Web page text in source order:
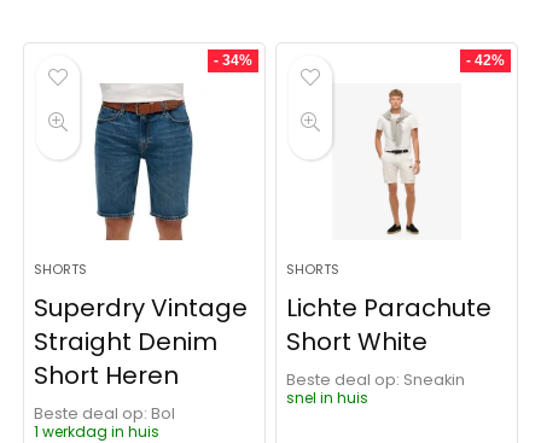
- 34%
SHORTS
Superdry Vintage
Straight Denim
Short Heren
Beste deal op:
Bol
1 werkdag in huis
- 42%
SHORTS
Lichte Parachute
Short White
Beste deal op:
Sneakin
snel in huis